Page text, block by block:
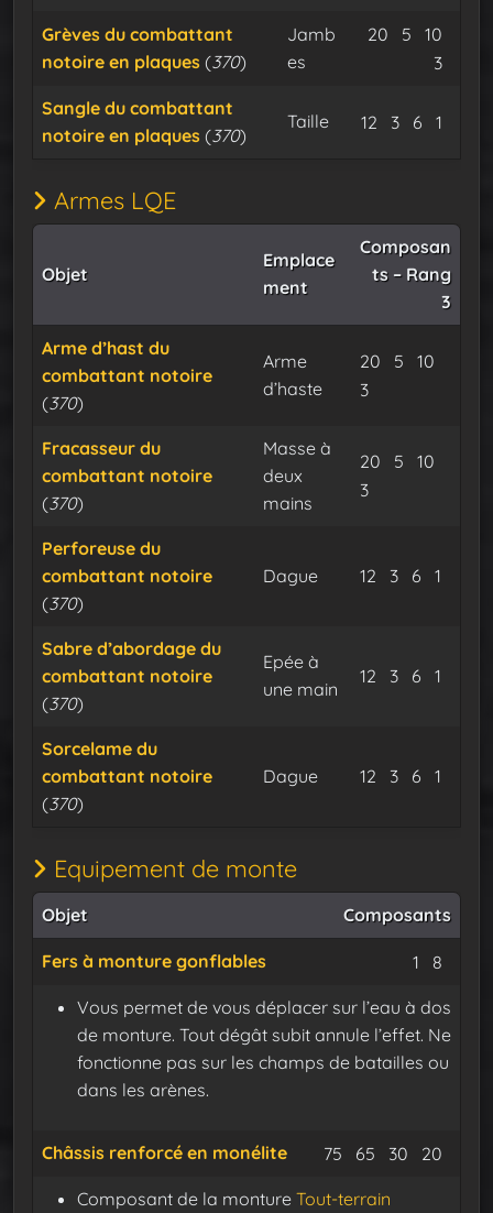
Grèves du combattant
notoire en plaques (370)
Jamb
es
20 Minerai
5 Minerai
10
3
Sangle du combattant
notoire en plaques (370)
Taille 12 Minerai
3 Minerai
6 Flux
1
Armes LQE
Objet
Emplace
ment
Composan
ts – Rang
3
Arme d’hast du
combattant notoire
(370)
Arme
d’haste
20 Minerai
5 Minerai
10
3
Fracasseur du
combattant notoire
(370)
Masse à
deux
mains
20 Minerai
5 Minerai
10
3
Perforeuse du
combattant notoire
(370)
Dague 12 Minerai
3 Minerai
6 Flux
1
Sabre d’abordage du
combattant notoire
(370)
Epée à
une main
12 Minerai
3 Minerai
6 Flux
1
Sorcelame du
combattant notoire
(370)
Dague 12 Minerai
3 Minerai
6 Flux
1
Equipement de monte
Objet Composants
Fers à monture gonflables 1 8
Vous permet de vous déplacer sur l’eau à dos
de monture. Tout dégât subit annule l’effet. Ne
fonctionne pas sur les champs de batailles ou
dans les arènes.
Châssis renforcé en monélite 75 Minerai de
65 Minerai de
30 Minerai
20
Composant de la monture Tout-terrain